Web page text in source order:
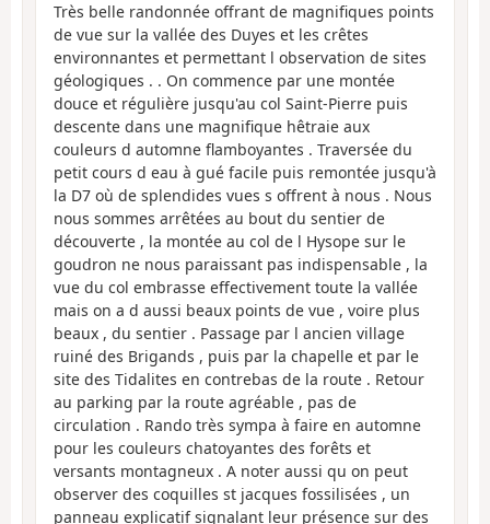
Très belle randonnée offrant de magnifiques points
de vue sur la vallée des Duyes et les crêtes
environnantes et permettant l observation de sites
géologiques . . On commence par une montée
douce et régulière jusqu'au col Saint-Pierre puis
descente dans une magnifique hêtraie aux
couleurs d automne flamboyantes . Traversée du
petit cours d eau à gué facile puis remontée jusqu'à
la D7 où de splendides vues s offrent à nous . Nous
nous sommes arrêtées au bout du sentier de
découverte , la montée au col de l Hysope sur le
goudron ne nous paraissant pas indispensable , la
vue du col embrasse effectivement toute la vallée
mais on a d aussi beaux points de vue , voire plus
beaux , du sentier . Passage par l ancien village
ruiné des Brigands , puis par la chapelle et par le
site des Tidalites en contrebas de la route . Retour
au parking par la route agréable , pas de
circulation . Rando très sympa à faire en automne
pour les couleurs chatoyantes des forêts et
versants montagneux . A noter aussi qu on peut
observer des coquilles st jacques fossilisées , un
panneau explicatif signalant leur présence sur des